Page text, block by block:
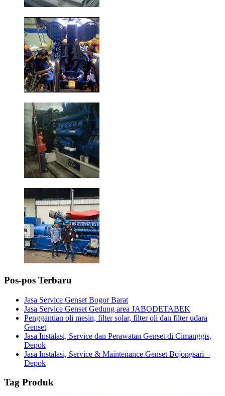
Pos-pos Terbaru
Jasa Service Genset Bogor Barat
Jasa Service Genset Gedung area JABODETABEK
Penggantian oli mesin, filter solar, filter oli dan filter udara
Genset
Jasa Instalasi, Service dan Perawatan Genset di Cimanggis,
Depok
Jasa Instalasi, Service & Maintenance Genset Bojongsari –
Depok
Tag Produk